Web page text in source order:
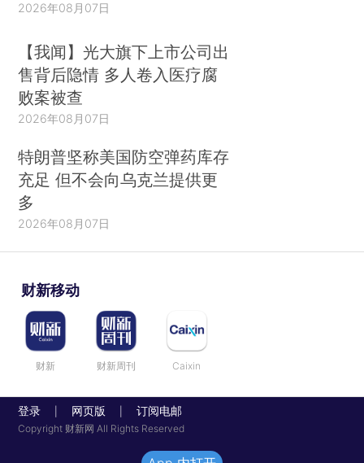
2026年08月07日
【我闻】光大旗下上市公司出
售背后隐情 多人卷入医疗腐
败案被查
2026年08月07日
特朗普坚称美国防空弹药库存
充足 但不会向乌克兰提供更
多
2026年08月07日
财新移动
财新 财新周刊 Caixin
登录 网页版 订阅电邮
Copyright 财新网 All Rights Reserved